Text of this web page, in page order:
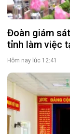
Đoàn giám
tỉnh làm việc
Hôm nay lúc 12:41